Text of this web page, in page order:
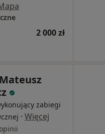
2 000 zł
zabiegi
· Więcej